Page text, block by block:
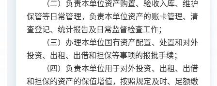
（二）负责本单位资产购置、验收入库、维护
保管等日常管理，负责本单位资产的账卡管理、清
查登记、统计报告及日常监督检查工作；
（三）办理本单位国有资产配置、处置和对外
投资、出租、出借和担保等事项的报批手续；
（四）负责本单位用于对外投资、出租、出借
和担保的资产的保值增值，按照规定及时、足额缴